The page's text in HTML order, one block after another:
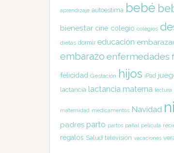
aprendizaje autoestima bebé
bienestar cine colegio colegios
dietas dormir educación
embarazo enfermedades
felicidad Gestación hijos iPad
lactancia lactancia materna lectura
maternidad medicamentos Navidad
padres parto partos pañal película
regalos Salud televisión vacaciones